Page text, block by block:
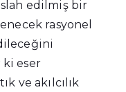
edilmiş bir
rasyonel
ki eser
ve akılcılık